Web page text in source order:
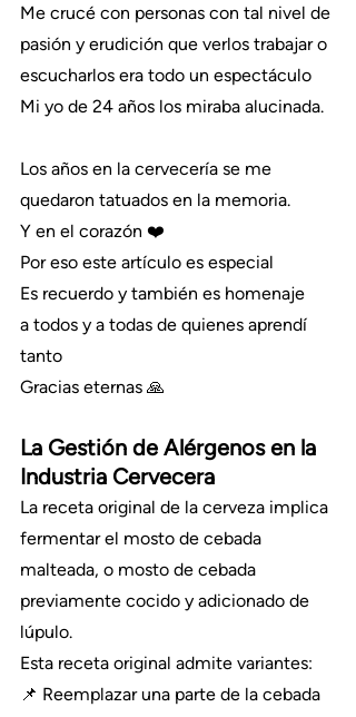
Me crucé con personas con tal nivel de
pasión y erudición que verlos trabajar o
escucharlos era todo un espectáculo
Mi yo de 24 años los miraba alucinada.
Los años en la cervecería se me
quedaron tatuados en la memoria.
Y en el corazón ❤️
Por eso este artículo es especial
Es recuerdo y también es homenaje
a todos y a todas de quienes aprendí
tanto
Gracias eternas 🙏
La Gestión de Alérgenos en la
Industria Cervecera
La receta original de la cerveza implica
fermentar el mosto de cebada
malteada, o mosto de cebada
previamente cocido y adicionado de
lúpulo.
Esta receta original admite variantes:
📌 Reemplazar una parte de la cebada